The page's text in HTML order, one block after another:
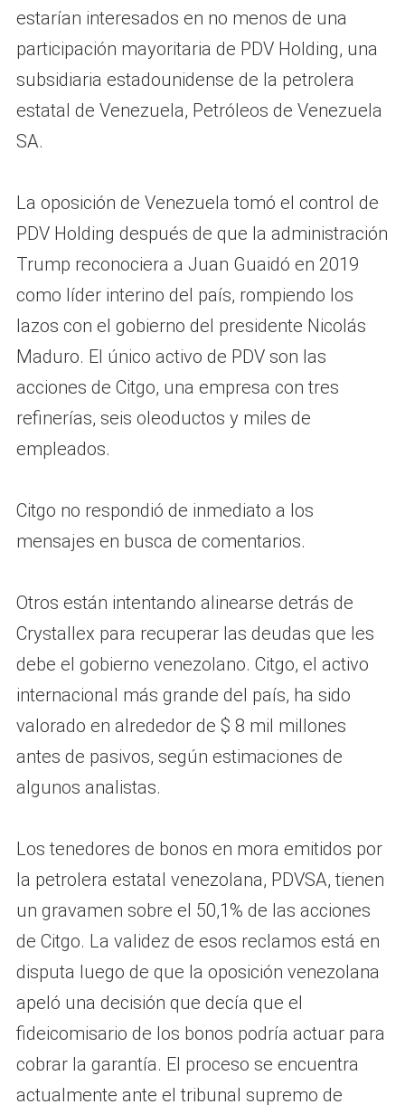
estarían interesados ​​en no menos de una
participación mayoritaria de PDV Holding, una
subsidiaria estadounidense de la petrolera
estatal de Venezuela, Petróleos de Venezuela
SA.
La oposición de Venezuela tomó el control de
PDV Holding después de que la administración
Trump reconociera a Juan Guaidó en 2019
como líder interino del país, rompiendo los
lazos con el gobierno del presidente Nicolás
Maduro. El único activo de PDV son las
acciones de Citgo, una empresa con tres
refinerías, seis oleoductos y miles de
empleados.
Citgo no respondió de inmediato a los
mensajes en busca de comentarios.
Otros están intentando alinearse detrás de
Crystallex para recuperar las deudas que les
debe el gobierno venezolano. Citgo, el activo
internacional más grande del país, ha sido
valorado en alrededor de $ 8 mil millones
antes de pasivos, según estimaciones de
algunos analistas.
Los tenedores de bonos en mora emitidos por
la petrolera estatal venezolana, PDVSA, tienen
un gravamen sobre el 50,1% de las acciones
de Citgo. La validez de esos reclamos está en
disputa luego de que la oposición venezolana
apeló una decisión que decía que el
fideicomisario de los bonos podría actuar para
cobrar la garantía. El proceso se encuentra
actualmente ante el tribunal supremo de